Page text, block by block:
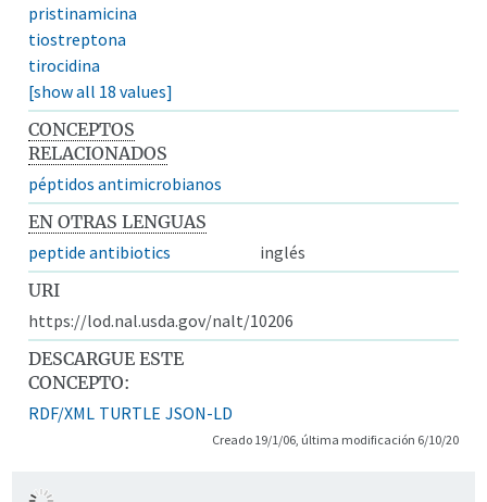
pristinamicina
tiostreptona
tirocidina
[show all 18 values]
CONCEPTOS
RELACIONADOS
péptidos antimicrobianos
EN OTRAS LENGUAS
peptide antibiotics
inglés
URI
https://lod.nal.usda.gov/nalt/10206
DESCARGUE ESTE
CONCEPTO:
RDF/XML TURTLE JSON-LD
Creado 19/1/06, última modificación 6/10/20